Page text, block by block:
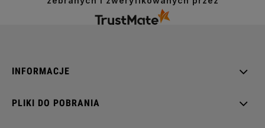
INFORMACJE
PLIKI DO POBRANIA